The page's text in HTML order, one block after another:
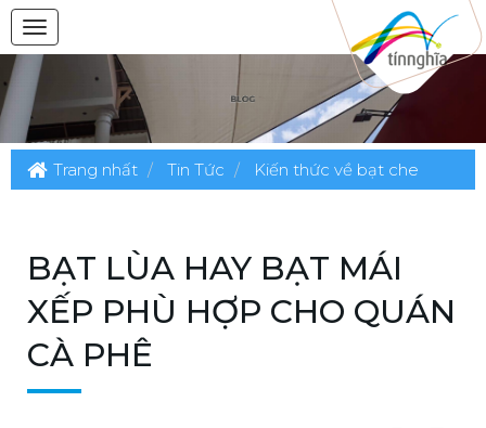
Trang nhất Tin Tức Kiến thức về bạt che
BẠT LÙA HAY BẠT MÁI
XẾP PHÙ HỢP CHO QUÁN
CÀ PHÊ